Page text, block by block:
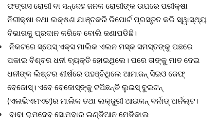
ଫଙ୍ଗସ ରୋଗୀ ବା ସନ୍ଦେହ ଜନକ ରୋଗୀଙ୍କ ଉପରେ ପରୀକ୍ଷା
ନିରୀକ୍ଷା ତଥା ଲକ୍ଷଣ ଯାଞ୍ଚକରି ରିପୋର୍ଟ ପ୍ରସ୍ତୁତ କରି ସ୍ୱାସ୍ଥ୍ୟ
ବିଭାଗକୁ ପ୍ରଦାନ କରିବେ ବୋଲି ଜଣାପଡିଛି।
ନିକଟରେ ସ୍ପେସ୍‌ ଏକ୍ସ ମାଲିକ ଏଲନ ମସ୍କ ସମସ୍ତଙ୍କୁ ପଛରେ
ପକାଇ ବିଶ୍ବର ଧନୀ ବ୍ୟକ୍ତି ହୋଇଥିଲେ। ପରେ ତାଙ୍କୁ ମାତ ଦେଇ
ଧନୀଙ୍କ ଲିଷ୍ଟର ଶୀର୍ଷରେ ପହଞ୍ଚିଥିଲେ ଆମାଜନ୍‌ ସିଇଓ ଜେଫ୍‌
ବେଜୋସ୍‌। ଏବେ ବେଜୋସ୍‌ଙ୍କୁ ଟପିଛନ୍ତି ଲୁଇସ୍‌ ବୁଇଟନ୍‌
(ଏଲଭିଏମଏଚ୍‌)ର ମାଲିକ ତଥା ଲକ୍‌ଜୁରୀ ଆଇକନ୍‌ ବର୍ନାଡ୍‌ ଅର୍ନଲ୍ଟ।
ବାବା ରାମଦେବ ସୋମବାର ଇଣ୍ଡିଆନ ମେଡିକାଲ